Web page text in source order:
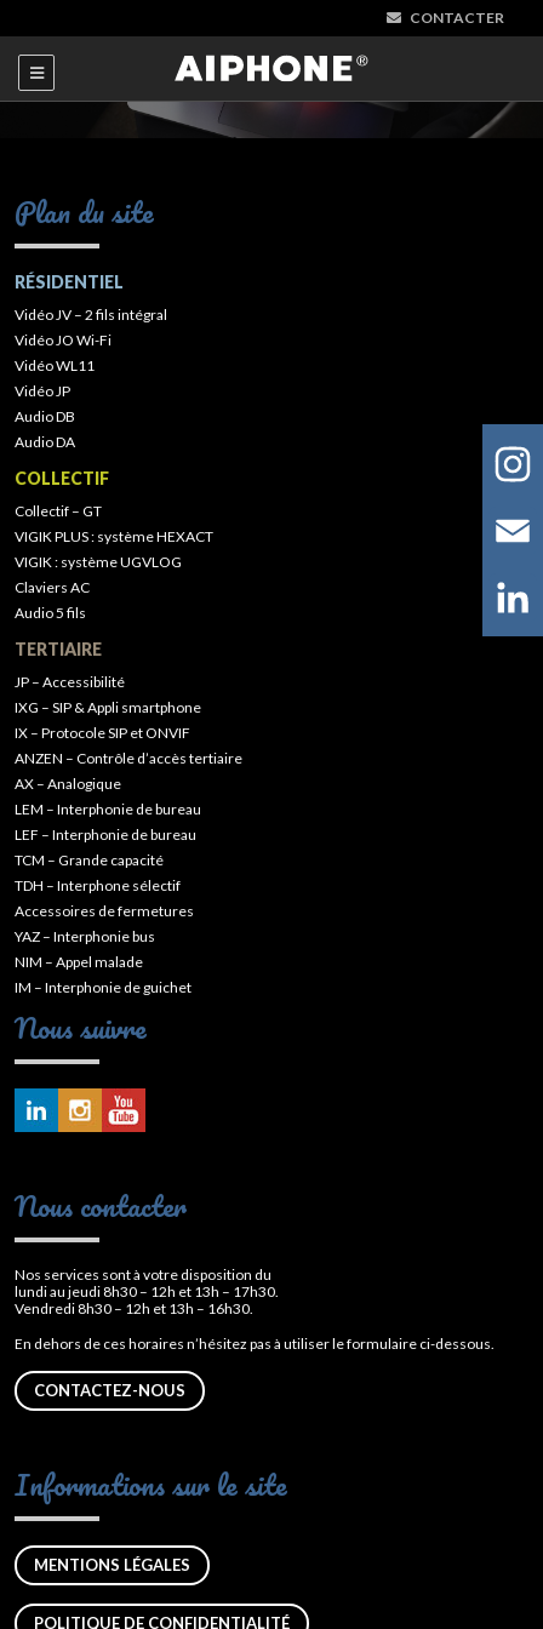
CONTACTER
Plan du site
RÉSIDENTIEL
Vidéo JV – 2 fils intégral
Vidéo JO Wi-Fi
Vidéo WL11
Vidéo JP
Audio DB
Audio DA
COLLECTIF
Collectif – GT
VIGIK PLUS : système HEXACT
VIGIK : système UGVLOG
Claviers AC
Audio 5 fils
TERTIAIRE
JP – Accessibilité
IXG – SIP & Appli smartphone
IX – Protocole SIP et ONVIF
ANZEN – Contrôle d’accès tertiaire
AX – Analogique
LEM – Interphonie de bureau
LEF – Interphonie de bureau
TCM – Grande capacité
TDH – Interphone sélectif
Accessoires de fermetures
YAZ – Interphonie bus
NIM – Appel malade
IM – Interphonie de guichet
Nous suivre
Nous contacter
Nos services sont à votre disposition du
lundi au jeudi 8h30 – 12h et 13h – 17h30.
Vendredi 8h30 – 12h et 13h – 16h30.
En dehors de ces horaires n’hésitez pas à utiliser le formulaire ci-dessous.
CONTACTEZ-NOUS
Informations sur le site
MENTIONS LÉGALES
POLITIQUE DE CONFIDENTIALITÉ